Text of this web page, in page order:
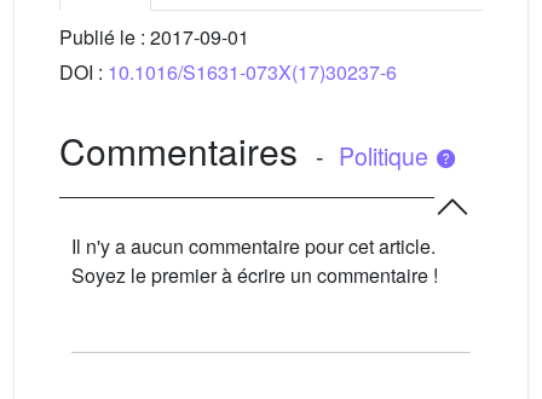
Publié le : 2017-09-01
DOI : 10.1016/S1631-073X(17)30237-6
Commentaires - Politique
Il n'y a aucun commentaire pour cet article.
Soyez le premier à écrire un commentaire !